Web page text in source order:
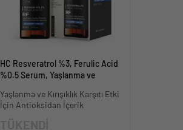
HC Resveratrol %3, Ferulic Acid
%0.5 Serum, Yaşlanma ve
Yaşlanma ve Kırışıklık Karşıtı Etki
İçin Antioksidan İçerik